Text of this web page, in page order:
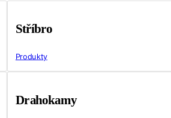
Stříbro
Produkty
Drahokamy